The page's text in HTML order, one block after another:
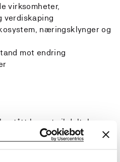
virksomheter,
verdiskaping
næringsklynger og
mot endring
kurset vil deltakerne
ferdigheter og generell
under: